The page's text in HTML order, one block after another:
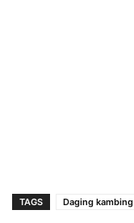
TAGS Daging kambing